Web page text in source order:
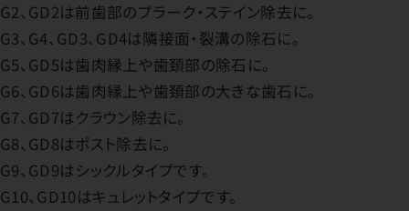
G2、GD2は前歯部のプラーク・ステイン除去に。
G3、G4、GD3、GD4は隣接面・裂溝の除石に。
G5、GD5は歯肉縁上や歯頚部の除石に。
G6、GD6は歯肉縁上や歯頚部の大きな歯石に。
G7、GD7はクラウン除去に。
G8、GD8はポスト除去に。
G9、GD9はシックルタイプです。
G10、GD10はキュレットタイプです。